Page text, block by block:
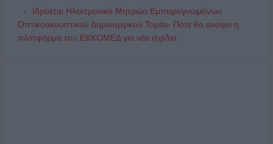
Ιδρύεται Ηλεκτρονικό Μητρώο Εμπειρογνωμόνων
Οπτικοακουστικού Δημιουργικού Τομέα- Πότε θα ανοίγει η
πλατφόρμα του ΕΚΚΟΜΕΔ για νέα σχέδια